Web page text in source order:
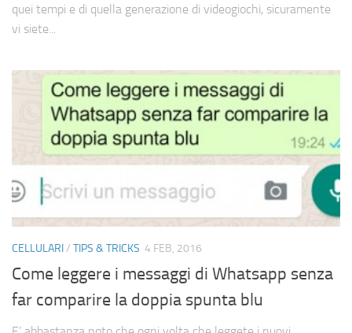
quei tempi e di quella generazione di videogiochi, sicuramente
vi siete...
CELLULARI/ TIPS & TRICKS 4 FEB, 2016
Come leggere i messaggi di Whatsapp senza
far comparire la doppia spunta blu